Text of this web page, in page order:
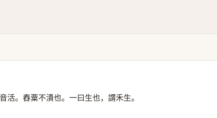
活。舂粟不潰也。一曰生也，謂禾生。